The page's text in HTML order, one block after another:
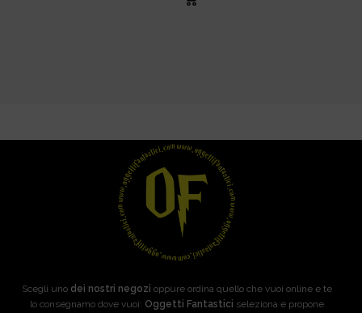
Scegli uno dei nostri negozi oppure ordina quello che vuoi online e te
lo consegnamo dove vuoi: Oggetti Fantastici seleziona e propone